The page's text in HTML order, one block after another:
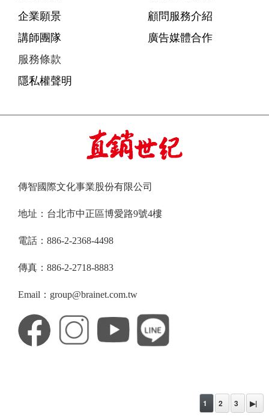
企業願景
講師團隊
服務條款
隱私權聲明
顧問服務介紹
廣告媒體合作
傳智國際文化事業股份有限公司
地址：台北市中正區博愛路9號4樓
電話：886-2-2368-4498
傳真：886-2-2718-8883
Email：group@brainet.com.tw
1 2 3 ▶|